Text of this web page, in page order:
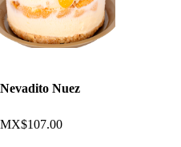
Nevadito Nuez
MX$107.00